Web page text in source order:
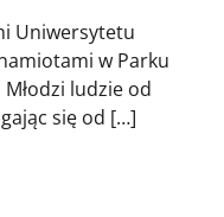
Uniwersytetu
w Parku
ludzie od
się od […]